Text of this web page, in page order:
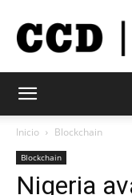
Inicio Blockchain
Blockchain
Nigeria